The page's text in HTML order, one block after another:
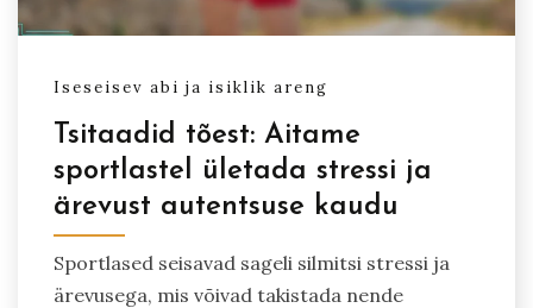
Iseseisev abi ja isiklik areng
Tsitaadid tõest: Aitame
sportlastel ületada stressi ja
ärevust autentsuse kaudu
Sportlased seisavad sageli silmitsi stressi ja
ärevusega, mis võivad takistada nende